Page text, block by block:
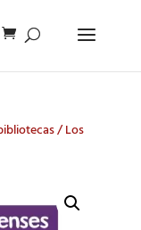
/ Los